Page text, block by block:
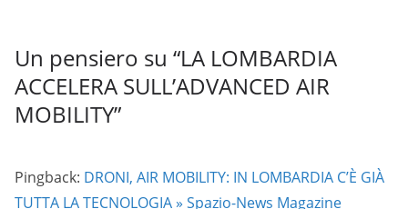
Un pensiero su “LA LOMBARDIA
ACCELERA SULL’ADVANCED AIR
MOBILITY”
Pingback: DRONI, AIR MOBILITY: IN LOMBARDIA C’È GIÀ
TUTTA LA TECNOLOGIA » Spazio-News Magazine